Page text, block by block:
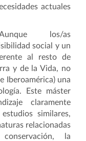
actuales
los/as
social y un
al resto de
y de la Vida, no
Iberoamérica) una
Este máster
claramente
similares,
relacionadas
la